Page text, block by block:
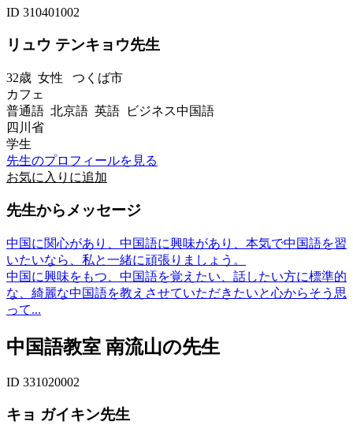
ID 310401002
リュウ テンキョウ先生
32歳 女性 つくば市
カフェ
普通語 北京語 英語 ビジネス中国語
四川省
学生
先生のプロフィールを見る
お気に入りに追加
先生からメッセージ
中国に関心があり、中国語に興味があり、本気で中国語を習
いたいなら、私と一緒に頑張りましょう。
中国に興味をもつ、中国語を覚えたい、話したい方に標準的
な、綺麗な中国語を教えさせていただきたいと心からそう思
って...
中国語教室 南流山の先生
ID 331020002
キョ ガイキン先生